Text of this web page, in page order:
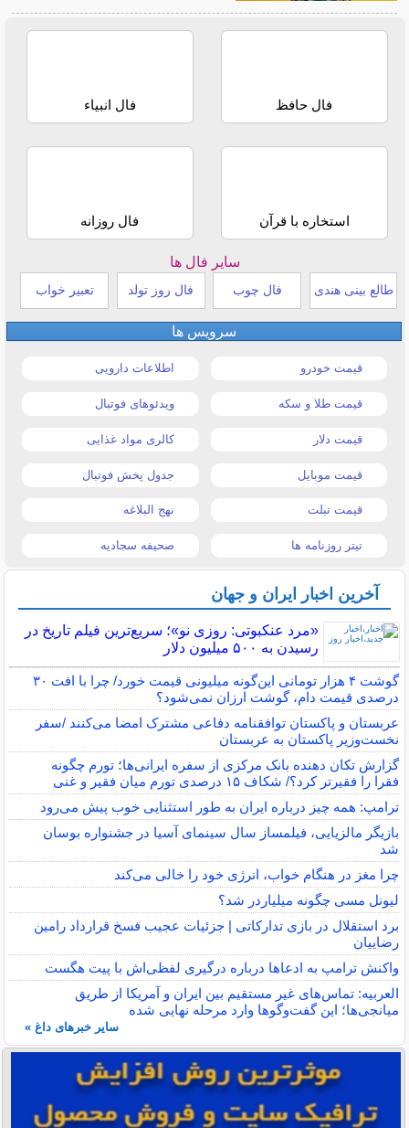
فال حافظ فال انبیاء
استخاره با قرآن فال روزانه
سایر فال ها
طالع بینی هندی فال چوب فال روز تولد تعبیر خواب
سرویس ها
قیمت خودرو اطلاعات دارویی
قیمت طلا و سکه ویدئوهای فوتبال
قیمت دلار کالری مواد غذایی
قیمت موبایل جدول پخش فوتبال
قیمت تبلت نهج البلاغه
تیتر روزنامه ها صحیفه سجادیه
آخرین اخبار ایران و جهان
«مرد عنکبوتی: روزی نو»؛ سریع‌ترین فیلم تاریخ در
رسیدن به ۵۰۰ میلیون دلار
گوشت ۴ هزار تومانی این‌گونه میلیونی قیمت خورد/ چرا با افت ۳۰
درصدی قیمت دام، گوشت ارزان نمی‌شود؟
عربستان و پاکستان توافقنامه دفاعی مشترک امضا می‌کنند /سفر
نخست‌وزیر پاکستان به عربستان
گزارش تکان‌ دهنده بانک مرکزی از سفره ایرانی‌ها؛ تورم چگونه
فقرا را فقیرتر کرد؟/ شکاف ۱۵ درصدی تورم میان فقیر و غنی
ترامپ: همه چیز درباره ایران به طور استثنایی خوب پیش می‌رود
بازیگر مالزیایی، فیلمساز سال سینمای آسیا در جشنواره بوسان
شد
چرا مغز در هنگام خواب، انرژی خود را خالی می‌کند
لیونل مسی چگونه میلیاردر شد؟
برد استقلال در بازی تدارکاتی | جزئیات عجیب فسخ قرارداد رامین
رضاییان
واکنش ترامپ به ادعاها درباره درگیری لفظی‌اش با پیت هگست
العربیه: تماس‌های غیر مستقیم بین ایران و آمریکا از طریق
میانجی‌ها؛ این گفت‌و‌گو‌ها وارد مرحله نهایی شده
سایر خبرهای داغ »